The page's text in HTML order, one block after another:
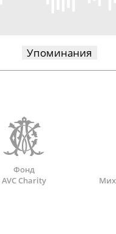
Упоминания
Фонд
AVC Charity